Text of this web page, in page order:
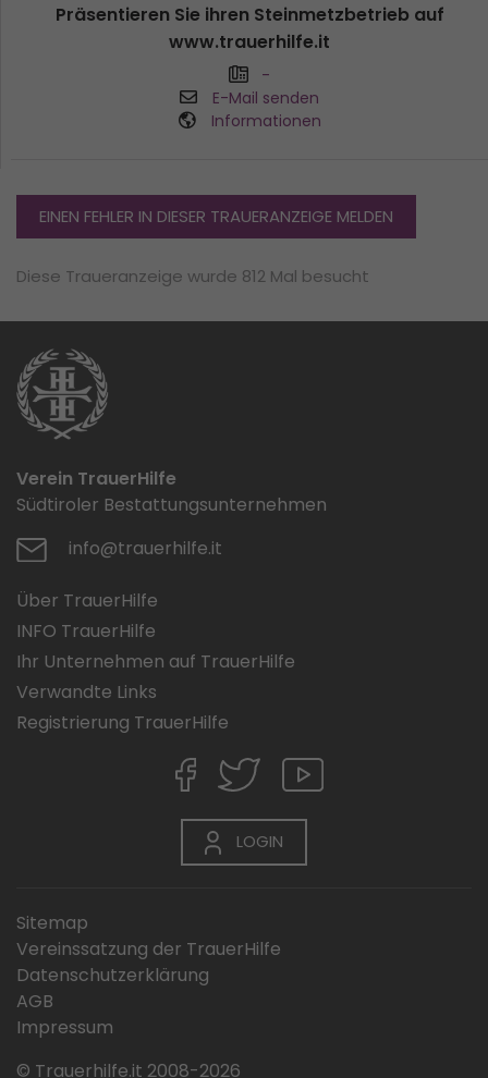
Präsentieren Sie ihren Steinmetzbetrieb auf
www.trauerhilfe.it
-
E-Mail senden
Informationen
EINEN FEHLER IN DIESER TRAUERANZEIGE MELDEN
Diese Traueranzeige wurde 812 Mal besucht
Verein TrauerHilfe
Südtiroler Bestattungsunternehmen
info@trauerhilfe.it
Über TrauerHilfe
INFO TrauerHilfe
Ihr Unternehmen auf TrauerHilfe
Verwandte Links
Registrierung TrauerHilfe
LOGIN
Sitemap
Vereinssatzung der TrauerHilfe
Datenschutzerklärung
AGB
Impressum
© Trauerhilfe.it 2008-2026